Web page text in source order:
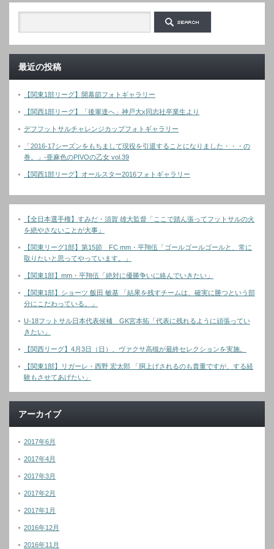
最近の投稿
【関東1部リーグ】開幕節フォトギャラリー
【関西1部リーグ】「後輩達へ」神戸大x同志社卒業生より
デフフットサルチャレンジカップフォトギャラリー
「2016-17シーズンをもちまして現役を引退することになりました・・・の
巻。」-亜麻色のPIVOの乙女 vol.39
【関西1部リーグ】オールスター2016フォトギャラリー
【全日本選手権】すみだ・須賀 雄大監督「ここで踏ん張ってフットサルの火
を絶やさないことが大事」
【関東リーグ1部】第15節 FC mm・平翔伍「ゴールゴールゴールと、常に
取りたいと思ってやっています。」
【関東1部】mm・平翔伍「絶対に優勝争いに絡んでいきたい」
【関東1部】ショーツ 飯田 敏基 「結果を残すチームは、確実に勝つという部
分にこだわっている。」
U-18フットサル日本代表候補 GK宮本拓「代表に残れるように頑張ってい
きたい」
【関西リーグ】4月3日（日）、ヴァクサ高槻が最終セレクションを実施。
【関東1部】リガーレ・西野 宏太郎 「胴上げされるのも貴重ですが、する経
験もさせてあげたい」
アーカイブ
2017年6月
2017年4月
2017年3月
2017年2月
2017年1月
2016年12月
2016年11月